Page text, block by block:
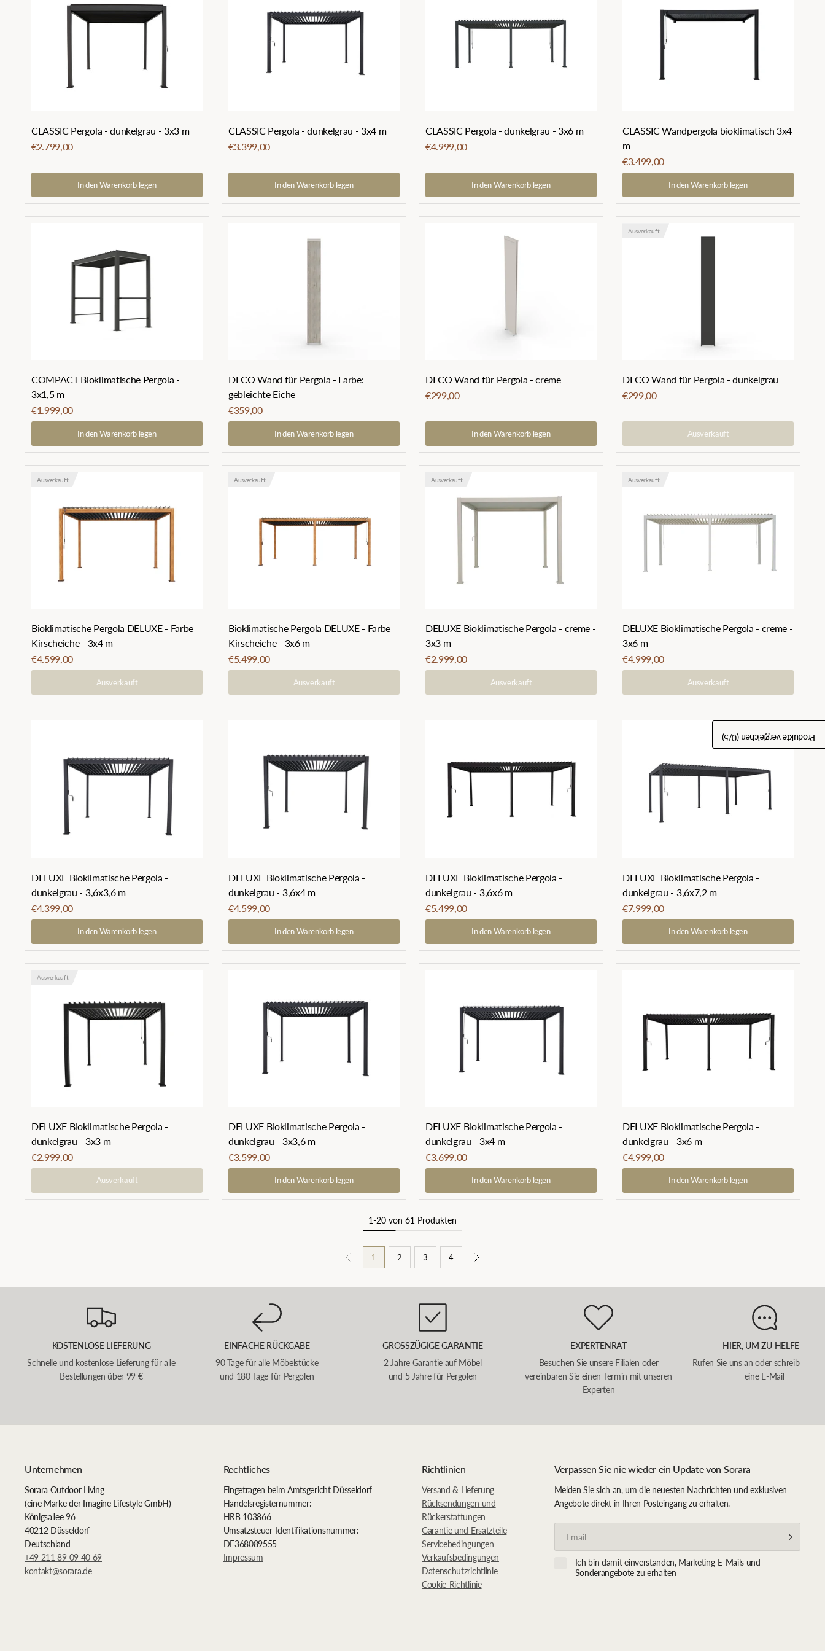
CLASSIC Pergola - dunkelgrau - 3x3 m
€2.799,00
In den Warenkorb legen
CLASSIC Pergola - dunkelgrau - 3x4 m
€3.399,00
In den Warenkorb legen
CLASSIC Pergola - dunkelgrau - 3x6 m
€4.999,00
In den Warenkorb legen
CLASSIC Wandpergola bioklimatisch 3x4
m
€3.499,00
In den Warenkorb legen
COMPACT Bioklimatische Pergola -
3x1,5 m
€1.999,00
In den Warenkorb legen
DECO Wand für Pergola - Farbe:
gebleichte Eiche
€359,00
In den Warenkorb legen
DECO Wand für Pergola - creme
€299,00
In den Warenkorb legen
Ausverkauft
DECO Wand für Pergola - dunkelgrau
€299,00
Ausverkauft
Ausverkauft
Bioklimatische Pergola DELUXE - Farbe
Kirscheiche - 3x4 m
€4.599,00
Ausverkauft
Ausverkauft
Bioklimatische Pergola DELUXE - Farbe
Kirscheiche - 3x6 m
€5.499,00
Ausverkauft
Ausverkauft
DELUXE Bioklimatische Pergola - creme -
3x3 m
€2.999,00
Ausverkauft
Ausverkauft
DELUXE Bioklimatische Pergola - creme -
3x6 m
€4.999,00
Ausverkauft
DELUXE Bioklimatische Pergola -
dunkelgrau - 3,6x3,6 m
€4.399,00
In den Warenkorb legen
DELUXE Bioklimatische Pergola -
dunkelgrau - 3,6x4 m
€4.599,00
In den Warenkorb legen
DELUXE Bioklimatische Pergola -
dunkelgrau - 3,6x6 m
€5.499,00
In den Warenkorb legen
DELUXE Bioklimatische Pergola -
dunkelgrau - 3,6x7,2 m
€7.999,00
In den Warenkorb legen
Ausverkauft
DELUXE Bioklimatische Pergola -
dunkelgrau - 3x3 m
€2.999,00
Ausverkauft
DELUXE Bioklimatische Pergola -
dunkelgrau - 3x3,6 m
€3.599,00
In den Warenkorb legen
DELUXE Bioklimatische Pergola -
dunkelgrau - 3x4 m
€3.699,00
In den Warenkorb legen
DELUXE Bioklimatische Pergola -
dunkelgrau - 3x6 m
€4.999,00
In den Warenkorb legen
1-20 von 61 Produkten
1 2 3 4
Produkte vergleichen (
0
/5)
KOSTENLOSE LIEFERUNG
Schnelle und kostenlose Lieferung für alle
Bestellungen über 99 €
EINFACHE RÜCKGABE
90 Tage für alle Möbelstücke
und 180 Tage für Pergolen
GROSSZÜGIGE GARANTIE
2 Jahre Garantie auf Möbel
und 5 Jahre für Pergolen
EXPERTENRAT
Besuchen Sie unsere Filialen oder
vereinbaren Sie einen Termin mit unseren
Experten
HIER, UM ZU HELFEN
Rufen Sie uns an oder schreiben Sie
eine E-Mail
Unternehmen
Sorara Outdoor Living
(eine Marke der Imagine Lifestyle GmbH)
Königsallee 96
40212 Düsseldorf
Deutschland
+49 211 89 09 40 69
kontakt@sorara.de
Rechtliches
Eingetragen beim Amtsgericht Düsseldorf
Handelsregisternummer:
HRB 103866
Umsatzsteuer-Identifikationsnummer:
DE368089555
Impressum
Richtlinien
Versand & Lieferung
Rücksendungen und
Rückerstattungen
Garantie und Ersatzteile
Servicebedingungen
Verkaufsbedingungen
Datenschutzrichtlinie
Cookie-Richtlinie
Verpassen Sie nie wieder ein Update von Sorara
Melden Sie sich an, um die neuesten Nachrichten und exklusiven
Angebote direkt in Ihren Posteingang zu erhalten.
Ich bin damit einverstanden, Marketing-E-Mails und
Sonderangebote zu erhalten